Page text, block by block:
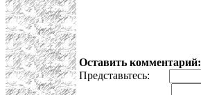
Оставить комментарий:
Представьтесь: